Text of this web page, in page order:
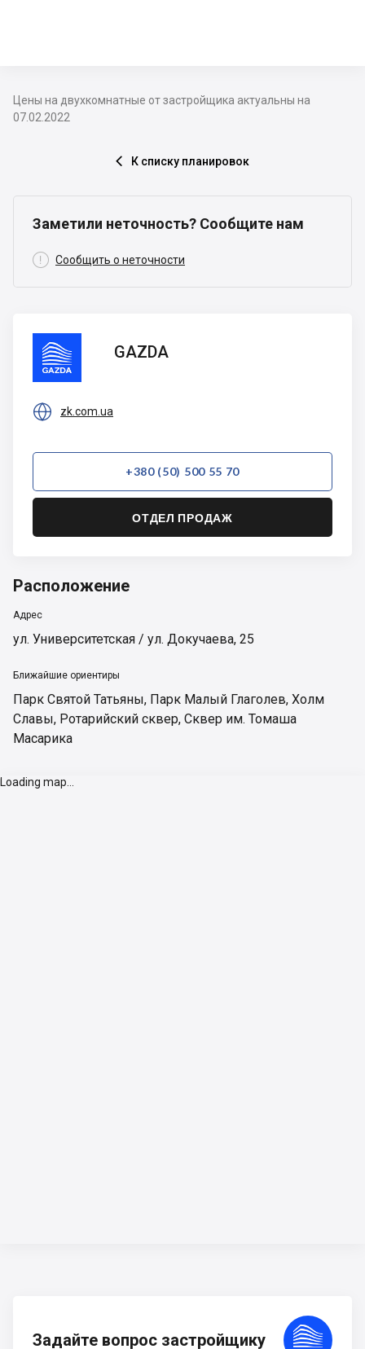
Цены на двухкомнатные от застройщика актуальны на
07.02.2022
 К списку планировок
Заметили неточность? Сообщите нам
 Сообщить о неточности
GAZDA
GAZDA
 zk.com.ua
+380 (50) 500 55 70
ОТДЕЛ ПРОДАЖ
Расположение
Адрес
ул. Университетская / ул. Докучаева, 25
Ближайшие ориентиры
Парк Святой Татьяны, Парк Малый Глаголев, Холм
Славы, Ротарийский сквер, Сквер им. Томаша
Масарика
Loading map...
Задайте вопрос застройщику